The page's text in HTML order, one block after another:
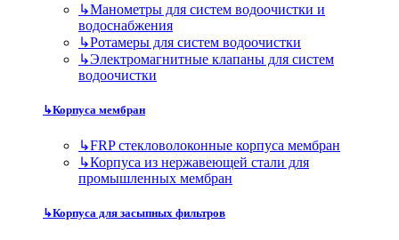
↳Манометры для систем водоочистки и
водоснабжения
↳Ротамеры для систем водоочистки
↳Электромагнитные клапаны для систем
водоочистки
↳Корпуса мембран
↳FRP стекловолоконные корпуса мембран
↳Корпуса из нержавеющей стали для
промышленных мембран
↳Корпуса для засыпных фильтров